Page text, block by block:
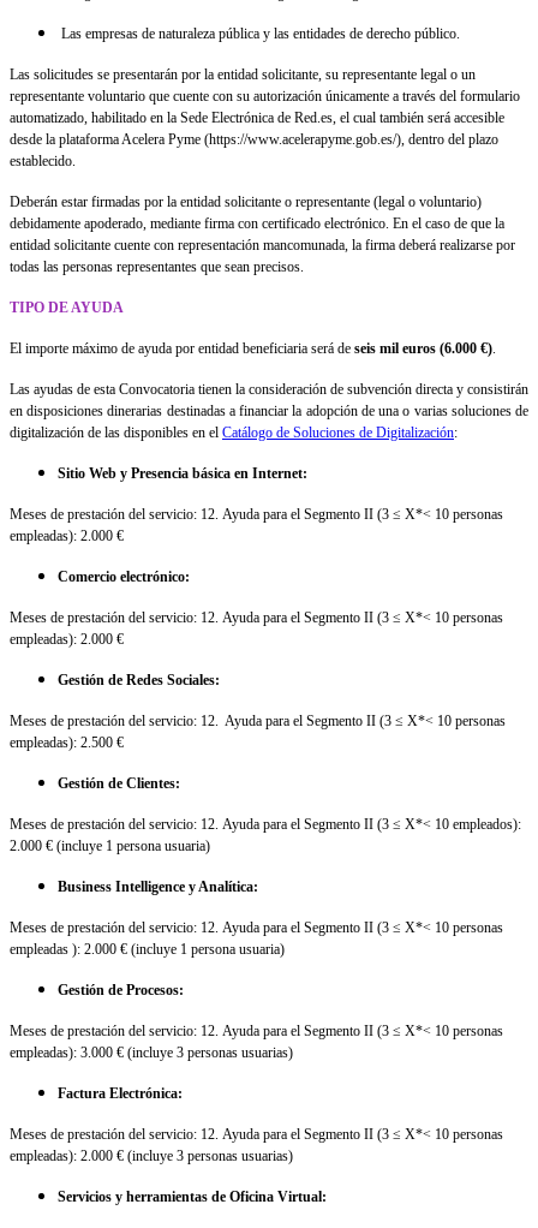
Las empresas de naturaleza pública y las entidades de derecho público.
Las solicitudes se presentarán por la entidad solicitante, su representante legal o un
representante voluntario que cuente con su autorización únicamente a través del formulario
automatizado, habilitado en la Sede Electrónica de Red.es, el cual también será accesible
desde la plataforma Acelera Pyme (https://www.acelerapyme.gob.es/), dentro del plazo
establecido.
Deberán estar firmadas por la entidad solicitante o representante (legal o voluntario)
debidamente apoderado, mediante firma con certificado electrónico. En el caso de que la
entidad solicitante cuente con representación mancomunada, la firma deberá realizarse por
todas las personas representantes que sean precisos.
TIPO DE AYUDA
El importe máximo de ayuda por entidad beneficiaria será de seis mil euros (6.000 €).
Las ayudas de esta Convocatoria tienen la consideración de subvención directa y consistirán
en disposiciones dinerarias destinadas a financiar la adopción de una o varias soluciones de
digitalización de las disponibles en el Catálogo de Soluciones de Digitalización:
Sitio Web y Presencia básica en Internet:
Meses de prestación del servicio: 12. Ayuda para el Segmento II (3 ≤ X*< 10 personas
empleadas): 2.000 €
Comercio electrónico:
Meses de prestación del servicio: 12. Ayuda para el Segmento II (3 ≤ X*< 10 personas
empleadas): 2.000 €
Gestión de Redes Sociales:
Meses de prestación del servicio: 12. Ayuda para el Segmento II (3 ≤ X*< 10 personas
empleadas): 2.500 €
Gestión de Clientes:
Meses de prestación del servicio: 12. Ayuda para el Segmento II (3 ≤ X*< 10 empleados):
2.000 € (incluye 1 persona usuaria)
Business Intelligence y Analítica:
Meses de prestación del servicio: 12. Ayuda para el Segmento II (3 ≤ X*< 10 personas
empleadas ): 2.000 € (incluye 1 persona usuaria)
Gestión de Procesos:
Meses de prestación del servicio: 12. Ayuda para el Segmento II (3 ≤ X*< 10 personas
empleadas): 3.000 € (incluye 3 personas usuarias)
Factura Electrónica:
Meses de prestación del servicio: 12. Ayuda para el Segmento II (3 ≤ X*< 10 personas
empleadas): 2.000 € (incluye 3 personas usuarias)
Servicios y herramientas de Oficina Virtual: